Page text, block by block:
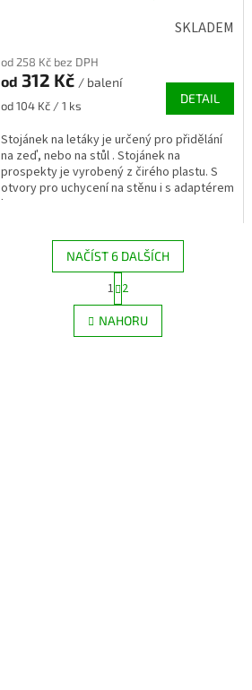
SKLADEM
od 258 Kč bez DPH
od 312 Kč / balení
Měrná
od 104 Kč / 1 ks DETAIL
Stojánek na letáky je určený pro přidělání
na zeď, nebo na stůl . Stojánek na
prospekty je vyrobený z čirého plastu. S
otvory pro uchycení na stěnu i s adaptérem
k...
O
v
l
NAČÍST 6 DALŠÍCH
t
r
á
n
1 2
NAHORU